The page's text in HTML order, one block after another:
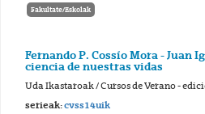
Fakultate/Eskolak
Fernando P. Cossío Mora - Juan
ciencia de nuestras vidas
Uda Ikastaroak / Cursos de Verano -
serieak:cvss14uik